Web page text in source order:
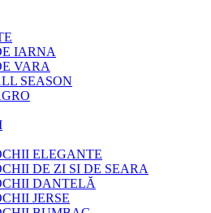
IARNA
VARA
SEASON
ELEGANTE
DE ZI SI DE SEARA
DANTELĂ
JERSE